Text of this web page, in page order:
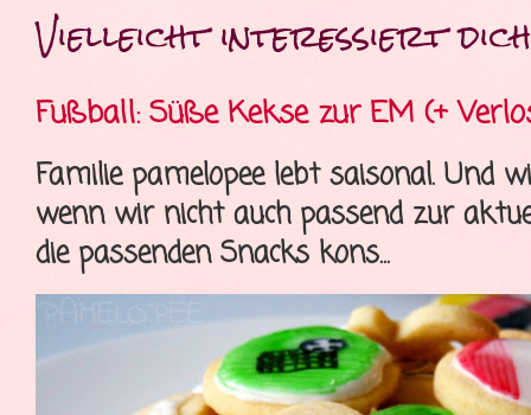
Vielleicht interessiert dich
Fußball: Süße Kekse zur EM (+
Familie pamelopee lebt saisonal. Und
wenn wir nicht auch passend zur
die passenden Snacks kons...